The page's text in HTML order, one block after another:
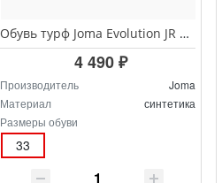
Обувь турф Joma Evolution JR EVJS.2611.TF
4 490 ₽
Производитель
Joma
Материал
синтетика
Размеры обуви
33